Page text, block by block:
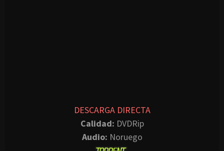
DESCARGA DIRECTA
Calidad: DVDRip
Audio: Noruego